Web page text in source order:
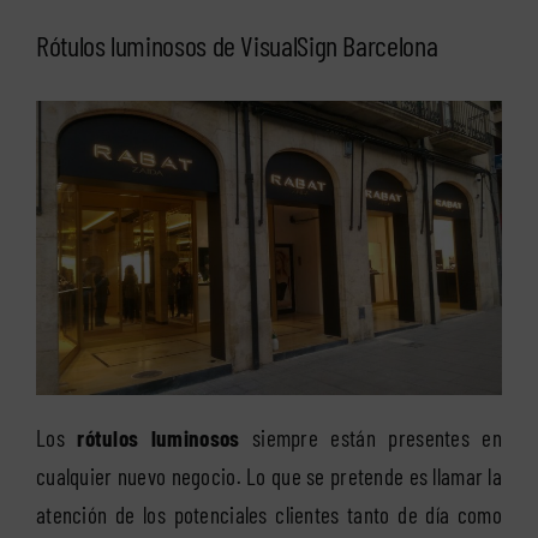
Rótulos luminosos de VisualSign Barcelona
Los rótulos luminosos siempre están presentes en
cualquier nuevo negocio. Lo que se pretende es llamar la
atención de los potenciales clientes tanto de día como